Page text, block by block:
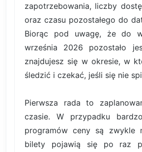
zapotrzebowania, liczby
oraz czasu pozostałego do
Biorąc pod uwagę, że do
września 2026 pozostało
znajdujesz się w okresie, w
śledzić i czekać, jeśli się nie
Pierwsza rada to
czasie. W przypadku
programów ceny są zwykle
bilety pojawią się po raz